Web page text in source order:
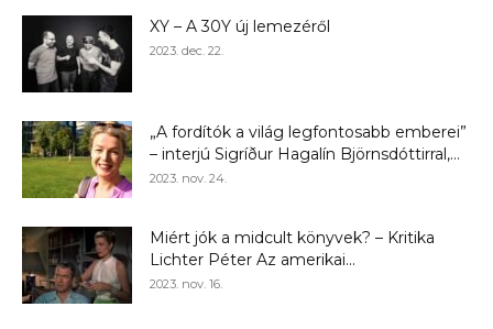
XY – A 30Y új lemezéről
2023. dec. 22.
„A fordítók a világ legfontosabb emberei”
– interjú Sigríður Hagalín Björnsdóttirral,...
2023. nov. 24.
Miért jók a midcult könyvek? – Kritika
Lichter Péter Az amerikai...
2023. nov. 16.